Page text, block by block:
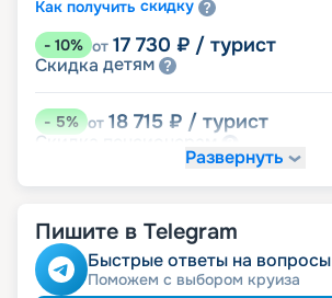
Как получить скидку
- 10% от 17 730 ₽ / турист
Скидка детям
-5% от 18 715 ₽ / турист
Скидка
Развернуть
Пишите в Telegram
Быстрые ответы на вопросы
Поможем с выбором круиза